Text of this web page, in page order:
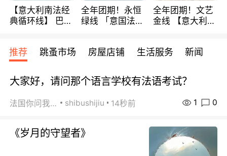
【意大利南法经
典循环线】 巴黎
宾馆 108欧/天起
全程756欧/位
全年团期！永恒
绿线 「意国法
欧/天起 ~包拼房
全年团期！文艺
金线 【意大利一
每周铁发！
推荐 跳蚤市场 房屋店铺 生活服务 新闻
大家好，请问那个语言学校有法语考试？
法国你问我答 shibushijiu 14秒前 1 0
《岁月的守望者》